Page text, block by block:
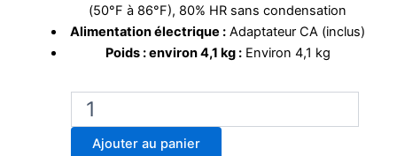
(50°F à 86°F), 80% HR sans condensation
Alimentation électrique : Adaptateur CA (inclus)
Poids : environ 4,1 kg : Environ 4,1 kg
quantité
Balance
Ajouter au panier